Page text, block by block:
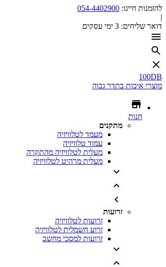
להזמנות חייגו: 054-4402900
|
דואר שליחים: 3 ימי עסקים
100DB
מוצרי איכות בתדר גבוה
חנות
מתקנים
מעמד לטלוויזיה
עמוד טלוויזיה
מעלית לטלוויזיה מהתקרה
מעלית מרהיט לטלוויזיה
זרועות
זרועות לטלוויזיה
זרוע חשמלית לטלוויזיה
זרועות למסכי מחשב